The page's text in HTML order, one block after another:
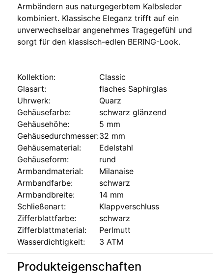
Armbändern aus naturgegerbtem Kalbsleder
kombiniert. Klassische Eleganz trifft auf ein
unverwechselbar angenehmes Tragegefühl und
sorgt für den klassisch-edlen BERING-Look.
Kollektion:
Classic
Glasart:
flaches Saphirglas
Uhrwerk:
Quarz
Gehäusefarbe:
schwarz glänzend
Gehäusehöhe:
5 mm
Gehäusedurchmesser:32 mm
Gehäusematerial:
Edelstahl
Gehäuseform:
rund
Armbandmaterial:
Milanaise
Armbandfarbe:
schwarz
Armbandbreite:
14 mm
Schließenart:
Klappverschluss
Zifferblattfarbe:
schwarz
Zifferblattmaterial:
Perlmutt
Wasserdichtigkeit:
3 ATM
Produkteigenschaften